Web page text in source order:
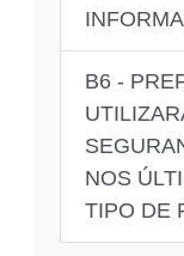
B6 -
NOS
TIPO DE